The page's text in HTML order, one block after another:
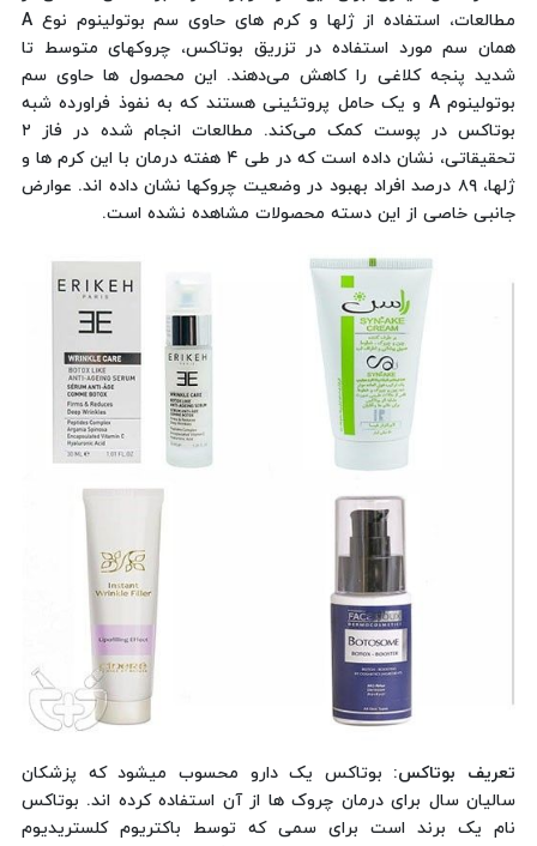
مطالعات، استفاده از ژلها و کرم های حاوی سم بوتولینوم نوع A
همان سم مورد استفاده در تزریق بوتاکس، چروکهای متوسط تا
شدید پنجه کلاغی را کاهش می‌دهند. این محصول ها حاوی سم
بوتولینوم A و یک حامل پروتئینی هستند که به نفوذ فراورده شبه
بوتاکس در پوست کمک می‌کند. مطالعات انجام شده در فاز ۲
تحقیقاتی، نشان داده است که در طی ۴ هفته درمان با این کرم ها و
ژلها، ۸۹ درصد افراد بهبود در وضعیت چروکها نشان داده اند. عوارض
جانبی خاصی از این دسته محصولات مشاهده نشده است.
تعریف بوتاکس: بوتاکس یک دارو محسوب میشود که پزشکان
سالیان سال برای درمان چروک ها از آن استفاده کرده اند. بوتاکس
نام یک برند است برای سمی که توسط باکتریوم کلستریدیوم